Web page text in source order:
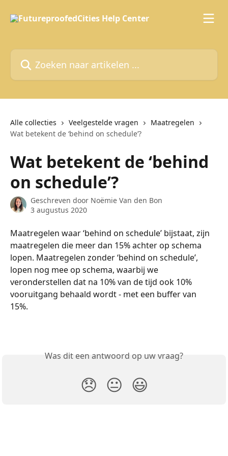
Zoeken naar artikelen ...
Alle collecties Veelgestelde vragen
Maatregelen
Wat betekent de ‘behind on schedule’?
Wat betekent de ‘behind
on schedule’?
Geschreven door Noëmie Van den Bon
3 augustus 2020
Maatregelen waar ‘behind on schedule’ bijstaat, zijn
maatregelen die meer dan 15% achter op schema
lopen. Maatregelen zonder ‘behind on schedule’,
lopen nog mee op schema, waarbij we
veronderstellen dat na 10% van de tijd ook 10%
vooruitgang behaald wordt - met een buffer van
15%.
Was dit een antwoord op uw vraag?
😞 😐 😃